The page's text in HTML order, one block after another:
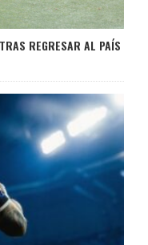
REGRESAR AL PAÍS